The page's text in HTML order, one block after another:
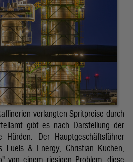
verlangten Spritpreise durch
gibt es nach Darstellung der
Hürden. Der Hauptgeschäftsführer
Fuels & Energy, Christian Küchen,
von einem riesigen Problem, diese